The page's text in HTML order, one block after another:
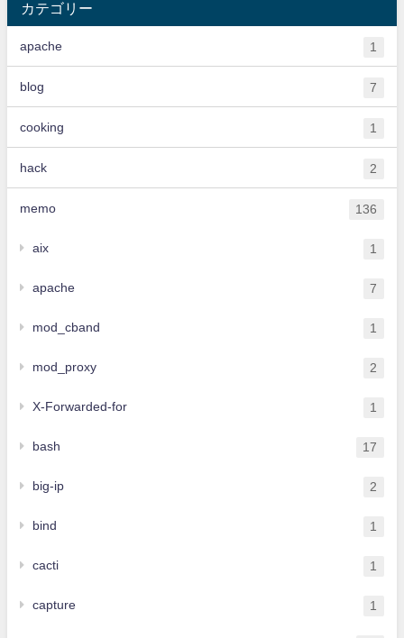
カテゴリー
apache 1
blog 7
cooking 1
hack 2
memo 136
aix 1
apache 7
mod_cband 1
mod_proxy 2
X-Forwarded-for 1
bash 17
big-ip 2
bind 1
cacti 1
capture 1